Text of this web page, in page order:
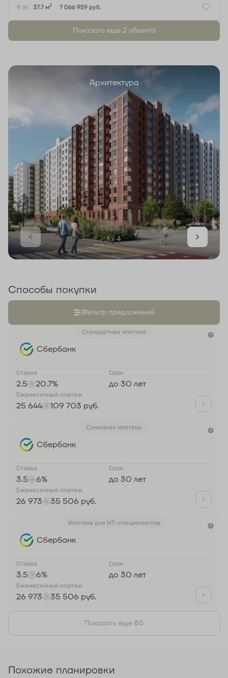
9 эт. 37.7 м2 7 066 959 руб.
Показать еще 2 объектa
Архитектура
1 / 4
Способы покупки
Фильтр предложений
Стандартная ипотека
Сбербанк
Ставка
2.5 20.7%
Срок
до 30 лет
Ежемесячный платеж
25 644 109 703 руб.
Семейная ипотека
Сбербанк
Ставка
3.5 6%
Срок
до 30 лет
Ежемесячный платеж
26 973 35 506 руб.
Ипотека для ИТ-специалистов
Сбербанк
Ставка
3.5 6%
Срок
до 30 лет
Ежемесячный платеж
26 973 35 506 руб.
Показать еще 85
Похожие планировки